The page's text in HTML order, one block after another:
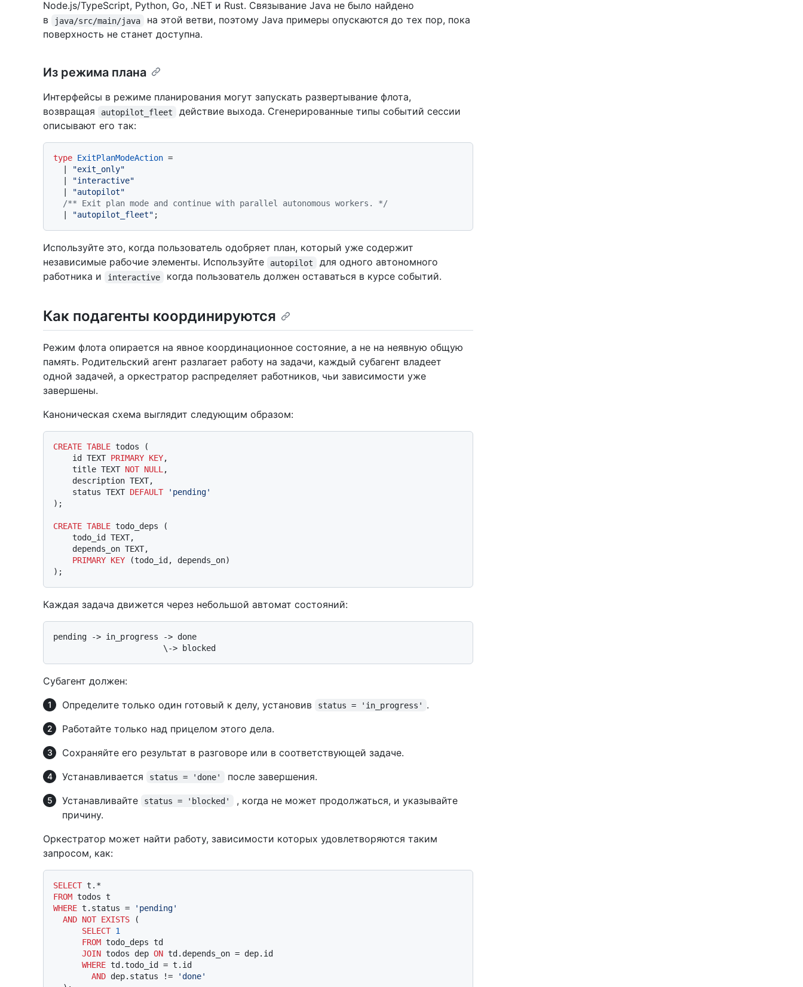
Node.js/TypeScript, Python, Go, .NET и Rust. Связывание Java не было найдено
в
java/src/main/java
на этой ветви, поэтому Java примеры опускаются до тех пор, пока
поверхность не станет доступна.
Из режима плана
Интерфейсы в режиме планирования могут запускать развертывание флота,
возвращая
autopilot_fleet
действие выхода. Сгенерированные типы событий сессии
описывают его так:
type ExitPlanModeAction =
"exit_only"
"interactive"
"autopilot"
/** Exit plan mode and continue with parallel autonomous workers. */
"autopilot_fleet"
Используйте это, когда пользователь одобряет план, который уже содержит
независимые рабочие элементы. Используйте
autopilot
для одного автономного
работника и
interactive когда пользователь должен оставаться в курсе событий.
Как подагенты координируются
Режим флота опирается на явное координационное состояние, а не на неявную общую
память. Родительский агент разлагает работу на задачи, каждый субагент владеет
одной задачей, а оркестратор распределяет работников, чьи зависимости уже
завершены.
Каноническая схема выглядит следующим образом:
CREATE TABLE todos (
    id TEXT
PRIMARY KEY,
    title TEXT
NOT NULL ,
    status TEXT
DEFAULT
'pending'
);
CREATE TABLE todo_deps (
PRIMARY KEY (todo_id, depends_on)
Каждая задача движется через небольшой автомат состояний:
pending -> in_progress -> done
Субагент должен:
Определите только один готовый к делу, установив
status = 'in_progress'
.
Работайте только над прицелом этого дела.
Сохраняйте его результат в разговоре или в соответствующей задаче.
Устанавливается
status = 'done'
после завершения.
Устанавливайте
status = 'blocked'
, когда не может продолжаться, и указывайте
причину.
Оркестратор может найти работу, зависимости которых удовлетворяются таким
запросом, как:
SELECT t. *
FROM
WHERE t.status =
'pending'
AND NOT EXISTS (
SELECT 1
FROM todo_deps td
JOIN todos dep ON td.depends_on = dep.id
WHERE td.todo_id = t.id
AND dep.status !=
'done'